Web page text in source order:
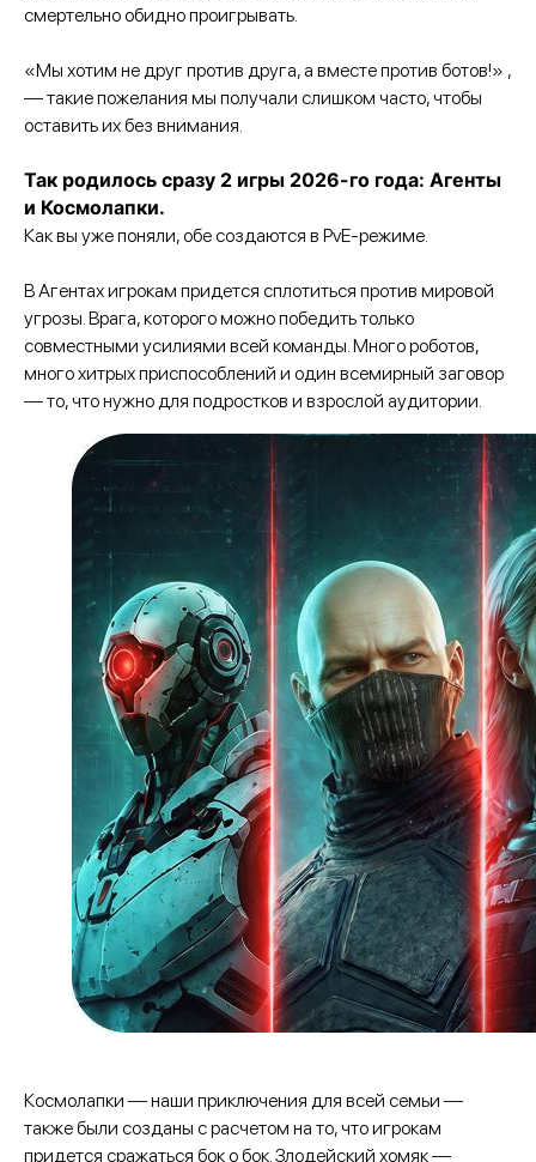
смертельно обидно проигрывать.
«Мы хотим не друг против друга, а вместе против ботов!» ,
— такие пожелания мы получали слишком часто, чтобы
оставить их без внимания.
Так родилось сразу 2 игры 2026-го года: Агенты
и Космолапки.
Как вы уже поняли, обе создаются в PvE-режиме.
В Агентах игрокам придется сплотиться против мировой
угрозы. Врага, которого можно победить только
совместными усилиями всей команды. Много роботов,
много хитрых приспособлений и один всемирный заговор
— то, что нужно для подростков и взрослой аудитории.
Космолапки — наши приключения для всей семьи —
также были созданы с расчетом на то, что игрокам
придется сражаться бок о бок. Злодейский хомяк —